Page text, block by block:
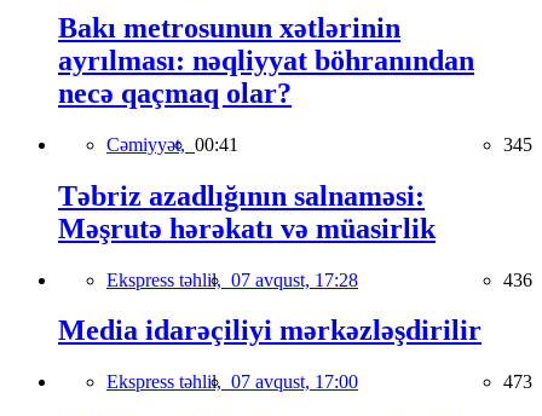
Bakı metrosunun xətlərinin
ayrılması: nəqliyyat böhranından
necə qaçmaq olar?
Cəmiyyət, 00:41 345
Təbriz azadlığının salnaməsi:
Məşrutə hərəkatı və müasirlik
Ekspress təhlil, 07 avqust, 17:28 436
Media idarəçiliyi mərkəzləşdirilir
Ekspress təhlil, 07 avqust, 17:00 473